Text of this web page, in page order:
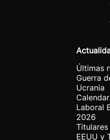
Últimas
Guerra
Ucrania
Laboral
2026
EEUU y